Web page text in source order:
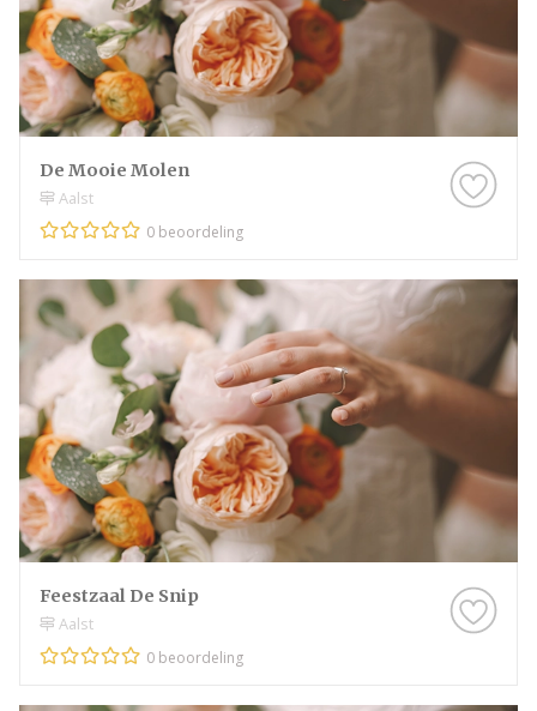
De Mooie Molen
Aalst
0 beoordeling
Feestzaal De Snip
Aalst
0 beoordeling